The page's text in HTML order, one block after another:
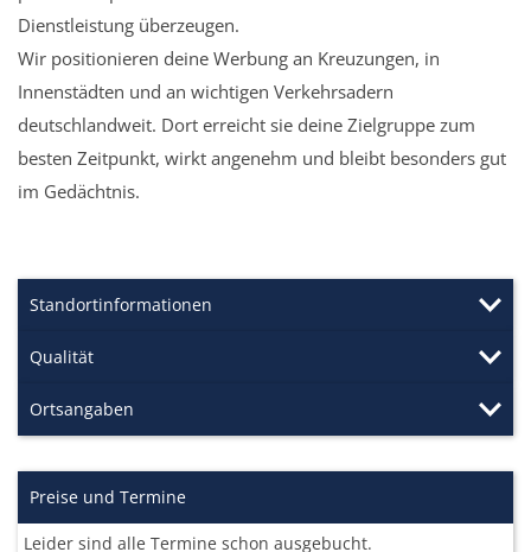
Dienstleistung überzeugen.
Wir positionieren deine Werbung an Kreuzungen, in
Innenstädten und an wichtigen Verkehrsadern
deutschlandweit. Dort erreicht sie deine Zielgruppe zum
besten Zeitpunkt, wirkt angenehm und bleibt besonders gut
im Gedächtnis.
Standortinformationen
Qualität
Ortsangaben
Preise und Termine
Leider sind alle Termine schon ausgebucht.